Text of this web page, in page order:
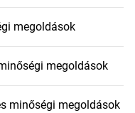
megoldások
megoldások
minőségi megoldások